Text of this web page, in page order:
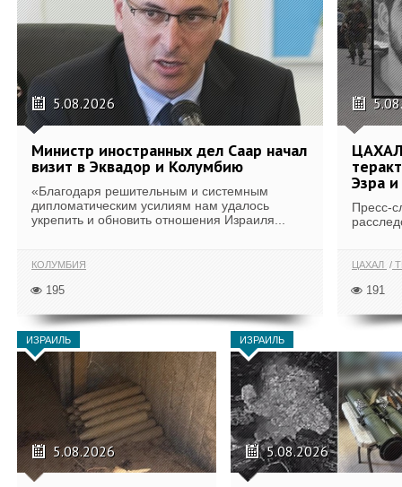
5.08.2026
Министр иностранных дел Саар начал
визит в Эквадор и Колумбию
«Благодаря решительным и системным
дипломатическим усилиям нам удалось
укрепить и обновить отношения Израиля...
КОЛУМБИЯ
195
ЦАХАЛ
Эзра
Пресс-
ЦАХАЛ
191
ИЗРАИЛЬ
5.08.2026
ИЗРАИЛЬ
5.08.2026